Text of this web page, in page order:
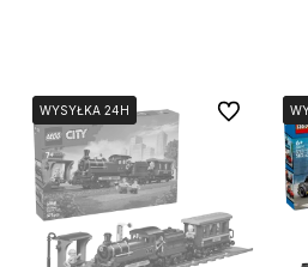
WYSYŁKA 24H
WYSYŁKA 24H Do